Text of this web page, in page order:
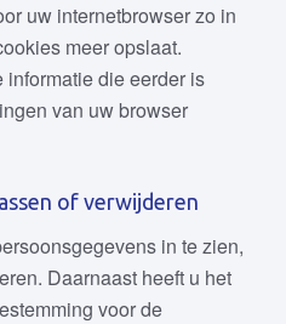
uw internetbrowser zo in
meer opslaat.
die eerder is
van uw browser
of verwijderen
in te zien,
Daarnaast heeft u het
voor de